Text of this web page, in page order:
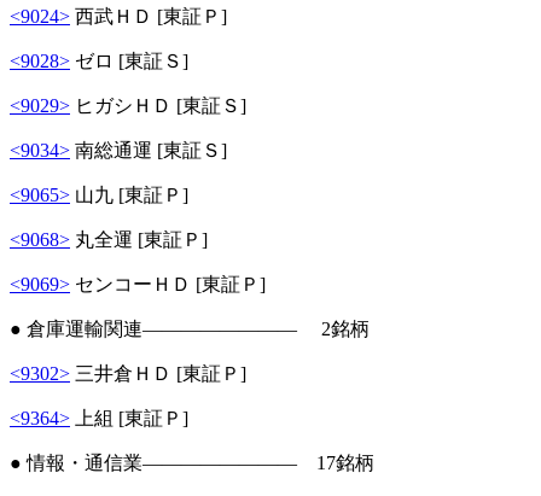
<9024> 西武ＨＤ [東証Ｐ]
<9028> ゼロ [東証Ｓ]
<9029> ヒガシＨＤ [東証Ｓ]
<9034> 南総通運 [東証Ｓ]
<9065> 山九 [東証Ｐ]
<9068> 丸全運 [東証Ｐ]
<9069> センコーＨＤ [東証Ｐ]
● 倉庫運輸関連―――――――― 2銘柄
<9302> 三井倉ＨＤ [東証Ｐ]
<9364> 上組 [東証Ｐ]
● 情報・通信業―――――――― 17銘柄